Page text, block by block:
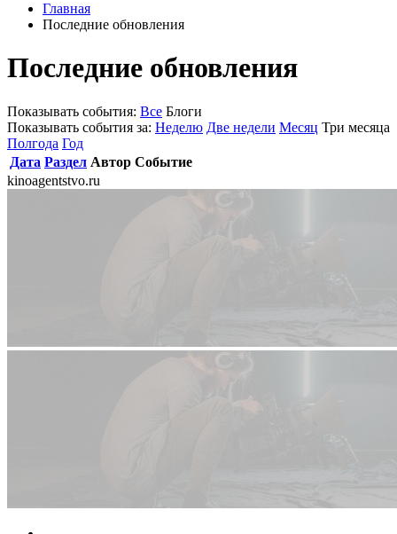
Главная
Последние обновления
Последние обновления
Показывать события: Все Блоги
Показывать события за: Неделю Две недели Месяц Три месяца
Полгода Год
Дата Раздел Автор Событие
kinoagentstvo.ru